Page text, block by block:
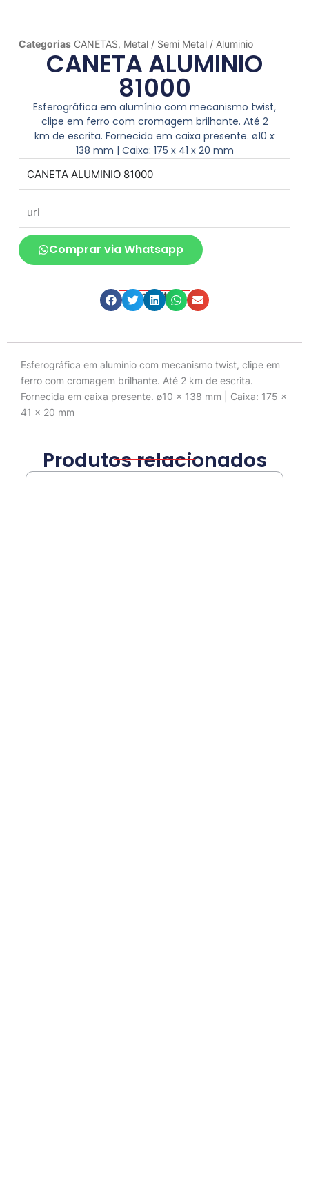
Categorias CANETAS, Metal / Semi Metal / Aluminio
CANETA ALUMINIO
81000
Esferográfica em alumínio com mecanismo twist,
clipe em ferro com cromagem brilhante. Até 2
km de escrita. Fornecida em caixa presente. ø10 x
138 mm | Caixa: 175 x 41 x 20 mm
Comprar via Whatsapp
Compartilhe
Esferográfica em alumínio com mecanismo twist, clipe em
ferro com cromagem brilhante. Até 2 km de escrita.
Fornecida em caixa presente. ø10 x 138 mm | Caixa: 175 x
41 x 20 mm
Produtos relacionados